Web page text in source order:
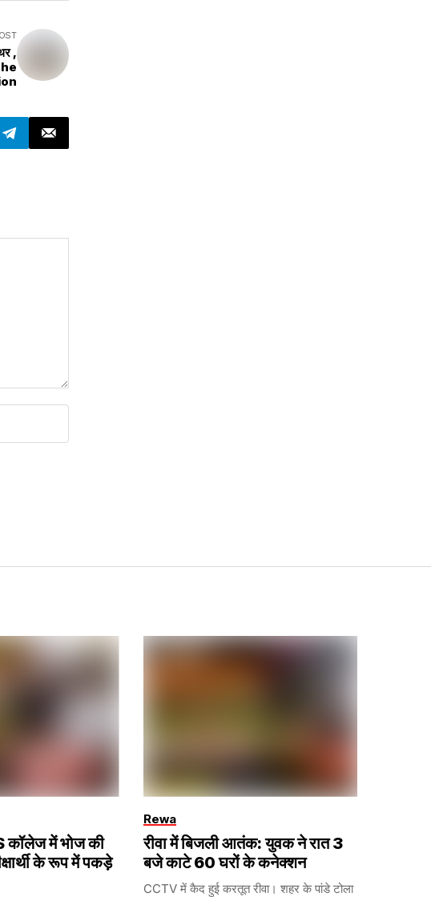
,
कॉलेज में भोज की
के रूप में पकड़े
Rewa
रीवा में बिजली आतंक: युवक ने रात 3
बजे काटे 60 घरों के कनेक्शन
CCTV में कैद हुई करतूत रीवा। शहर के पांडे टोला